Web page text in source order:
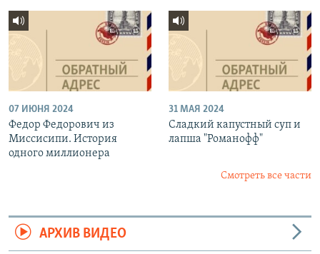
07 ИЮНЯ 2024
Федор Федорович из
Миссисипи. История
одного миллионера
31 МАЯ 2024
Сладкий капустный суп и
лапша "Романофф"
Смотреть все части
АРХИВ ВИДЕО